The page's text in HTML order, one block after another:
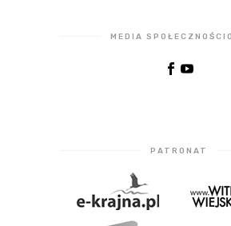
MEDIA
PATRONAT